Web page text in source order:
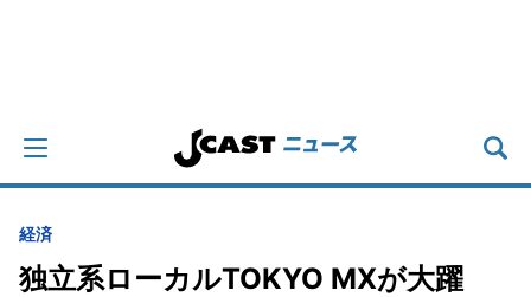
経済
独立系ローカルTOKYO MXが大躍